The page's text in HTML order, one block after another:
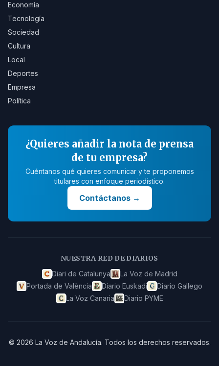
Economía
Tecnología
Sociedad
Cultura
Local
Deportes
Empresa
Política
¿Quieres añadir la nota de prensa
de tu empresa?
Cuéntanos qué quieres comunicar y te proponemos
titulares con enfoque periodístico.
Contáctanos→
NUESTRA RED DE DIARIOS
Diari de Catalunya
La Voz de Madrid
Portada de València
Diario Euskadi
Diario Gallego
La Voz Canaria
Diario PYME
© 2026 La Voz de Andalucía. Todos los derechos reservados.